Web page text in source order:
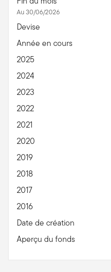
Au 30/06/2026
Devise
Année en cours
2025
2024
2023
2022
2021
2020
2019
2018
2017
2016
Date de création
Aperçu du fonds